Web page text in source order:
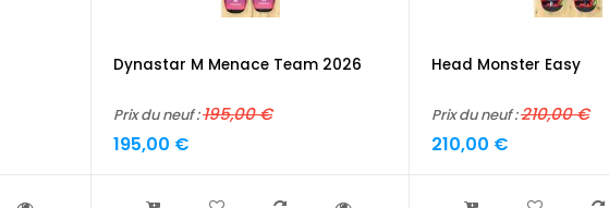
Dynastar M Menace Team 2026
Prix du neuf :195,00 €
195,00 €
Head Monster Easy
Prix du neuf :210,00 €
210,00 €